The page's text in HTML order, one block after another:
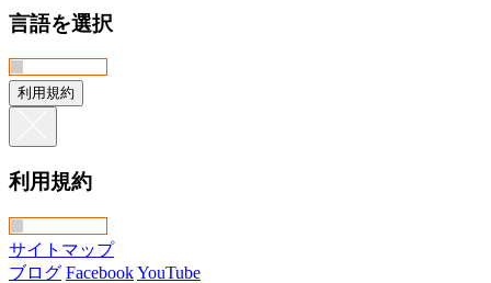
言語を選択
利用規約
利用規約
サイトマップ
ブログ FacebookYouTube